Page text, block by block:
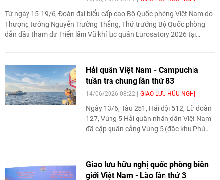
Từ ngày 15-19/6, Đoàn đại biểu cấp cao Bộ Quốc phòng Việt Nam do
Thượng tướng Nguyễn Trường Thắng, Thứ trưởng Bộ Quốc phòng
dẫn đầu tham dự Triển lãm Vũ khí lục quân Eurosatory 2026 tại
tác quốc tế.
Hải quân Việt Nam - Campuchia
tuần tra chung lần thứ 83
14/06/2026 08:22 GIAO LƯU HỮU NGHỊ
Ngày 13/6, Tàu 251, Hải đội 512, Lữ đoàn
127, Vùng 5 Hải quân nhân dân Việt Nam
đã cập quân cảng Vùng 5 (đặc khu Phú
thứ 83 với Hải quân Hoàng gia
Campuchia.
Giao lưu hữu nghị quốc phòng biên
giới Việt Nam - Lào lần thứ 3